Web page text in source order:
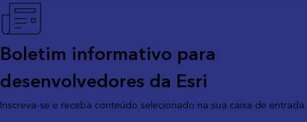
Boletim informativo para
desenvolvedores da Esri
Inscreva-se e receba conteúdo selecionado na sua caixa de entrada.